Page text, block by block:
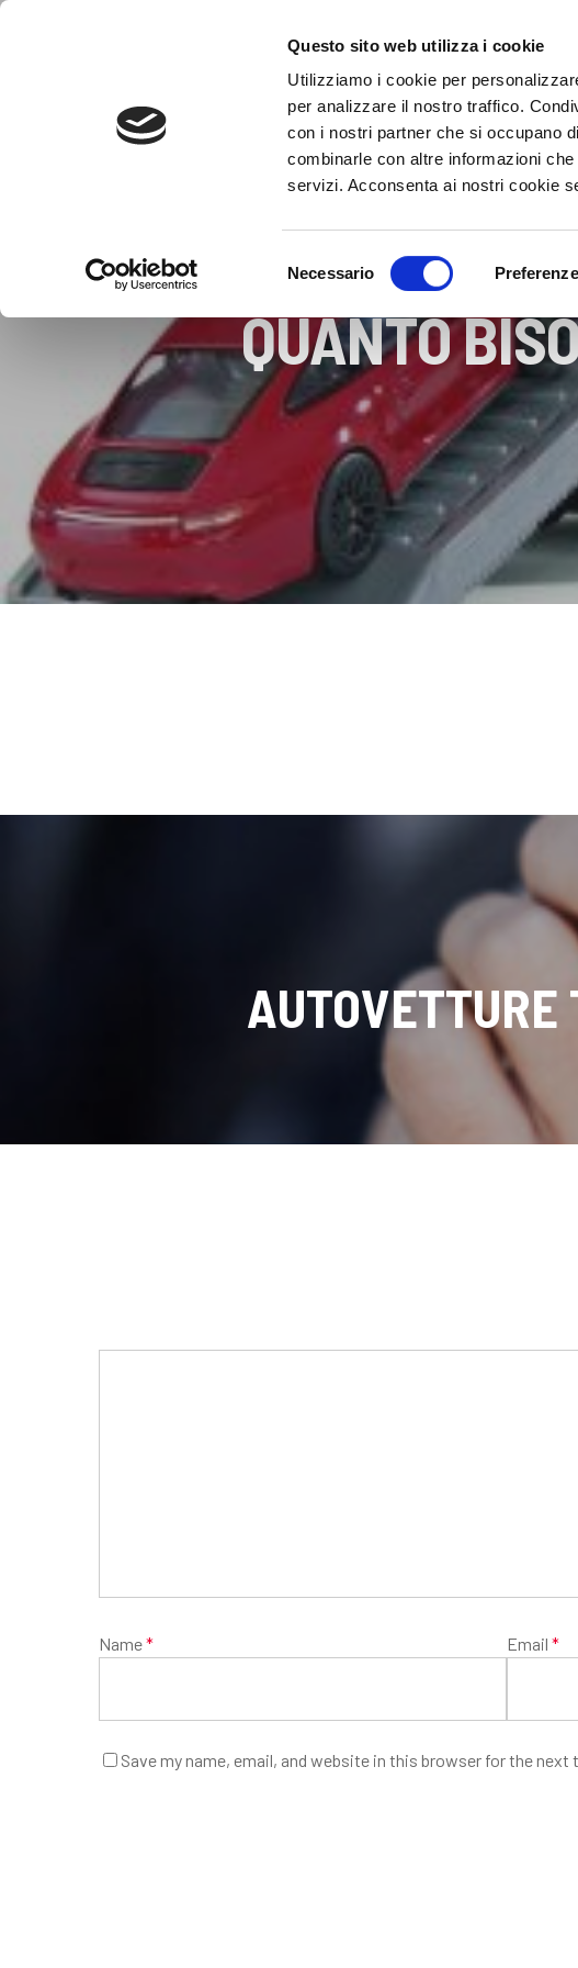
Questo sito web utilizza i cookie
Utilizziamo i cookie per
per analizzare il nostro traffico.
con i nostri partner che si occupano
combinarle con altre informazioni
servizi. Acconsenta ai nostri cookie
del
Necessario Preferenze
QUANTO
Name* Email*
Save my name, email, and website in this browser for the next